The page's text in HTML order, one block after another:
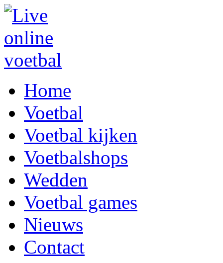
Home
Voetbal
Voetbal kijken
Voetbalshops
Wedden
Voetbal games
Nieuws
Contact